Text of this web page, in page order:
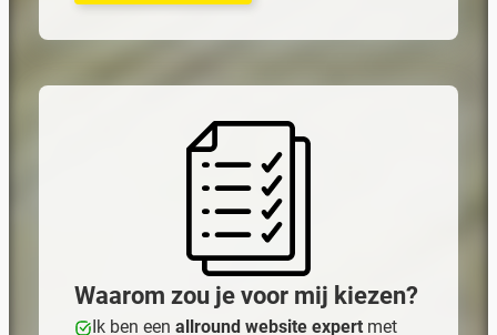
Waarom zou je voor mij kiezen?
Ik ben een allround website expertmet